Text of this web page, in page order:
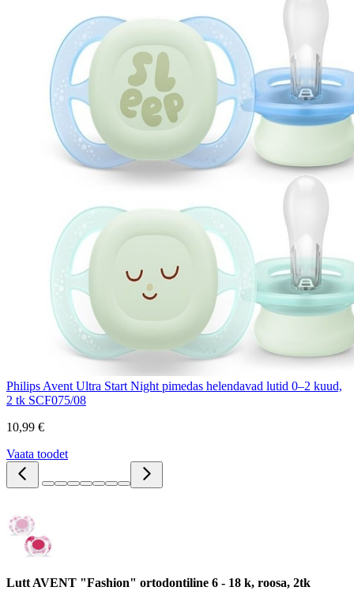
Philips Avent Ultra Start Night pimedas helendavad lutid 0–2 kuud,
2 tk SCF075/08
10,99 €
Vaata toodet
Lutt AVENT "Fashion" ortodontiline 6 - 18 k, roosa, 2tk